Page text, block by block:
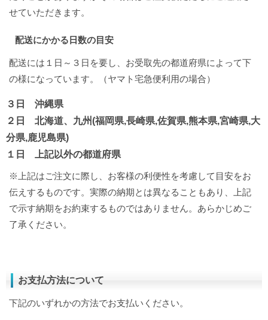
せていただきます。
配送にかかる日数の目安
配送には１日～３日を要し、お受取先の都道府県によって下
の様になっています。（ヤマト宅急便利用の場合）
３日 沖縄県
２日 北海道、九州(福岡県,長崎県,佐賀県,熊本県,宮崎県,大
分県,鹿児島県)
１日 上記以外の都道府県
※上記はご注文に際し、お客様の利便性を考慮して目安をお
伝えするものです。実際の納期とは異なることもあり、上記
で示す納期をお約束するものではありません。あらかじめご
了承ください。
お支払方法について
下記のいずれかの方法でお支払いください。